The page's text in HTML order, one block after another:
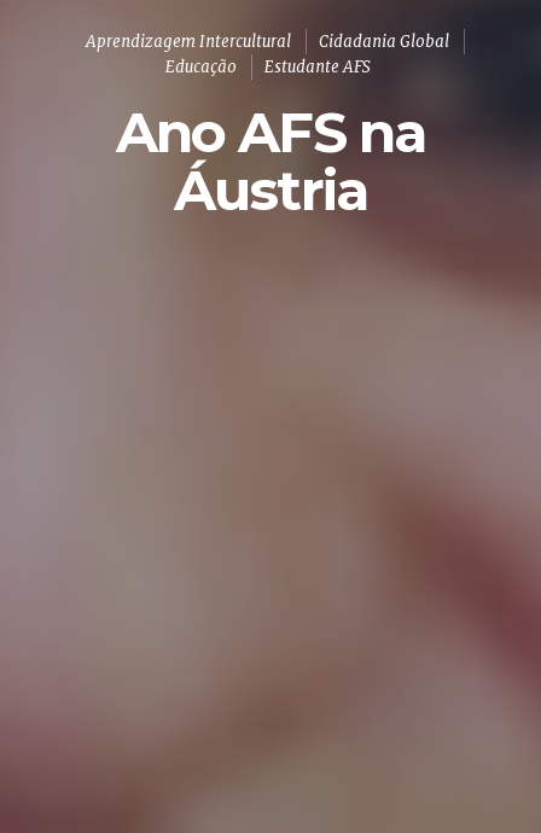
Aprendizagem Intercultural
Cidadania Global
Educação
Estudante AFS
Ano AFS na
Áustria